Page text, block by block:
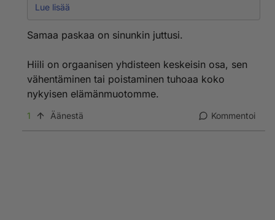
"Siirtymää vähähiilisyyteen voi kutsua myös
metallien ja mineraalien aikakauteen. Tämä siirtymä on
toteutettava ympäristön ja ilmaston kannalta
kestävästi, sillä yksi keskeinen edellytys on kyky
kierrätettyjen raaka-aineiden avulla.
Metallien tarve maailmassa kasvaa pitkällä aikavälillä
Lue lisää
Samaa paskaa on sinunkin juttusi.
Hiili on orgaanisen yhdisteen keskeisin osa, sen
vähentäminen tai poistaminen tuhoaa koko
nykyisen elämänmuotomme.
1 Äänestä Kommentoi